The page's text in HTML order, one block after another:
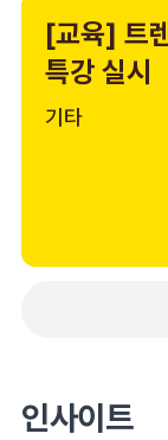
[교육] 트
특강 실시
기타
인사이트